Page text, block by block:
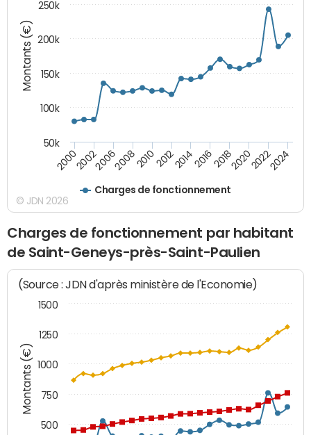
Montants (€)
Charges de fonctionnement
200020022006200820102012201420162018202020222024
50k
100k
150k
200k
250k
© JDN 2026
Charges de fonctionnement par habitant
de Saint-Geneys-près-Saint-Paulien
Montants (€)
(Source : JDN d'après ministère de l'Economie)
500
750
1000
1250
1500